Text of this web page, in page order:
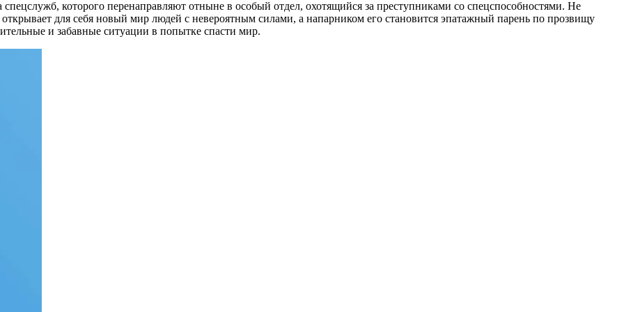
спецслужб, которого перенаправляют отныне в особый отдел, охотящийся за преступниками со спецспособностями. Не
для себя новый мир людей с невероятным силами, а напарником его становится эпатажный парень по прозвищу
и забавные ситуации в попытке спасти мир.